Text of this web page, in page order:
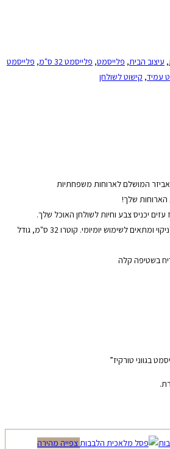
, עיצוב הבית, פלייסמט, פלייסמט 32 ס"מ , פלייסמט
עמיד, קישוט לשולחן
המושלם לארוחות משפחתיות
שלך!
עזים יכניס צבע וחיות לשולחן האוכל שלך.
עשוי מחומר גמיש ואיכותי, קל לניקוי ומתאים לשימוש יומיומי. קוטרו 32 ס"מ, גודל
בשטיפה קלה
בגווני טורקיז”
צפייה מהירה